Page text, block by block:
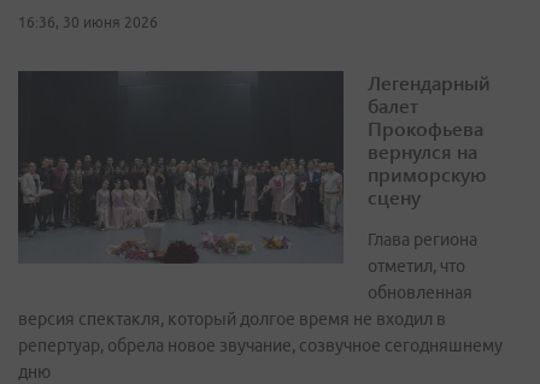
16:36, 30 июня 2026
Легендарный
балет
Прокофьева
вернулся на
приморскую
сцену
Глава региона
отметил, что
обновленная
версия спектакля, который долгое время не входил в
репертуар, обрела новое звучание, созвучное сегодняшнему
дню